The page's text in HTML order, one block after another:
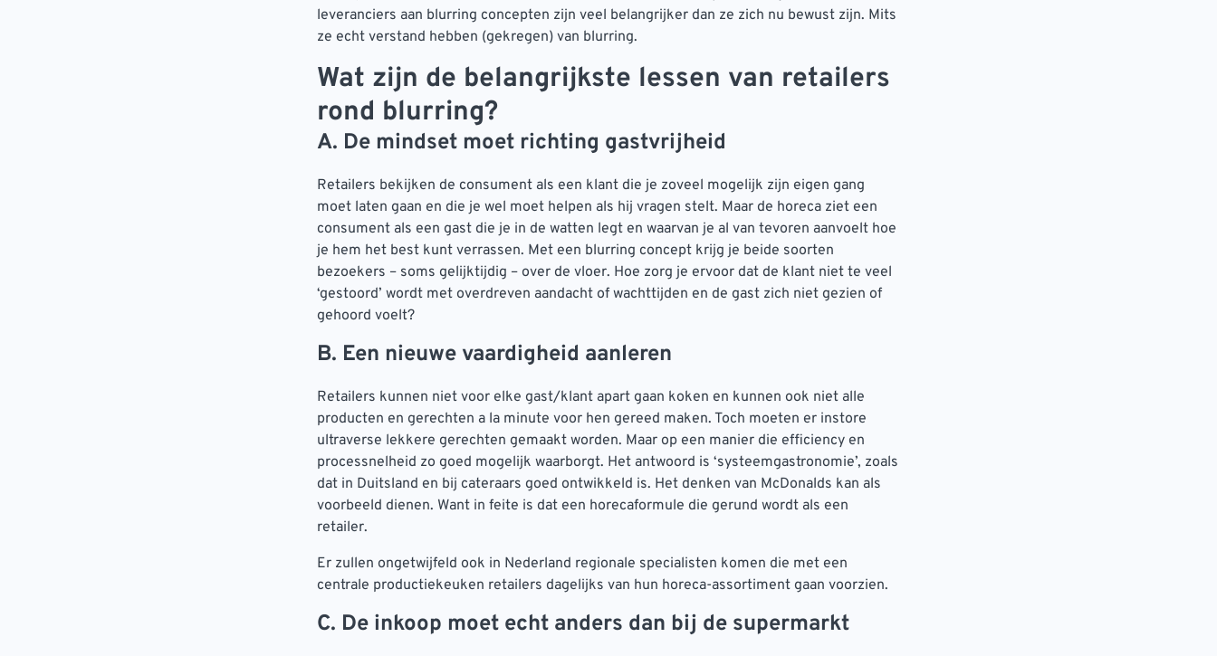
leveranciers aan blurring concepten zijn veel belangrijker dan ze zich nu bewust zijn. Mits
ze echt verstand hebben (gekregen) van blurring.
Wat zijn de belangrijkste lessen van retailers
rond blurring?
A. De mindset moet richting gastvrijheid
Retailers bekijken de consument als een klant die je zoveel mogelijk zijn eigen gang
moet laten gaan en die je wel moet helpen als hij vragen stelt. Maar de horeca ziet een
consument als een gast die je in de watten legt en waarvan je al van tevoren aanvoelt hoe
je hem het best kunt verrassen. Met een blurring concept krijg je beide soorten
bezoekers – soms gelijktijdig – over de vloer. Hoe zorg je ervoor dat de klant niet te veel
‘gestoord’ wordt met overdreven aandacht of wachttijden en de gast zich niet gezien of
gehoord voelt?
B. Een nieuwe vaardigheid aanleren
Retailers kunnen niet voor elke gast/klant apart gaan koken en kunnen ook niet alle
producten en gerechten a la minute voor hen gereed maken. Toch moeten er instore
ultraverse lekkere gerechten gemaakt worden. Maar op een manier die efficiency en
processnelheid zo goed mogelijk waarborgt. Het antwoord is ‘systeemgastronomie’, zoals
dat in Duitsland en bij cateraars goed ontwikkeld is. Het denken van McDonalds kan als
voorbeeld dienen. Want in feite is dat een horecaformule die gerund wordt als een
retailer.
Er zullen ongetwijfeld ook in Nederland regionale specialisten komen die met een
centrale productiekeuken retailers dagelijks van hun horeca-assortiment gaan voorzien.
C. De inkoop moet echt anders dan bij de supermarkt